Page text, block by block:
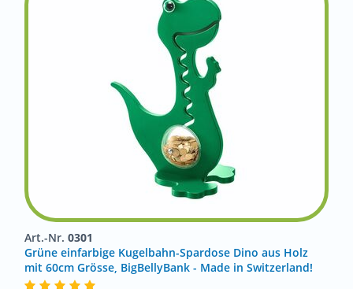
Art.-Nr. 0301
Grüne einfarbige Kugelbahn-Spardose Dino aus Holz
mit 60cm Grösse, BigBellyBank - Made in Switzerland!